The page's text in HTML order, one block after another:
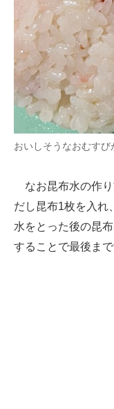
おいしそうなおむすび
なお昆布水の作り
だし昆布1枚を入れ
水をとった後の昆
することで最後ま